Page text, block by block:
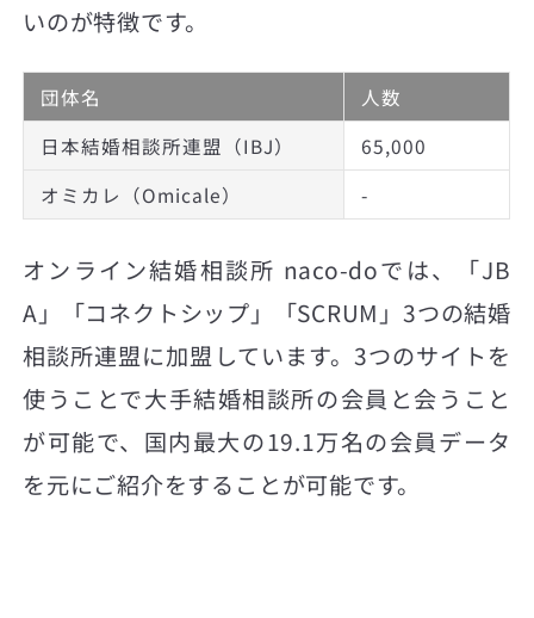
いのが特徴です。
団体名
人数
日本結婚相談所連盟（IBJ）
65,000
オミカレ（Omicale）
-
オンライン結婚相談所 naco-doでは、「JB
A」「コネクトシップ」「SCRUM」3つの結婚
相談所連盟に加盟しています。3つのサイトを
使うことで大手結婚相談所の会員と会うこと
が可能で、国内最大の19.1万名の会員データ
を元にご紹介をすることが可能です。